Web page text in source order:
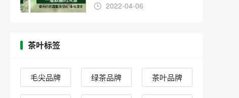
2022-04-06
茶叶标签
毛尖品牌 绿茶品牌 茶叶品牌